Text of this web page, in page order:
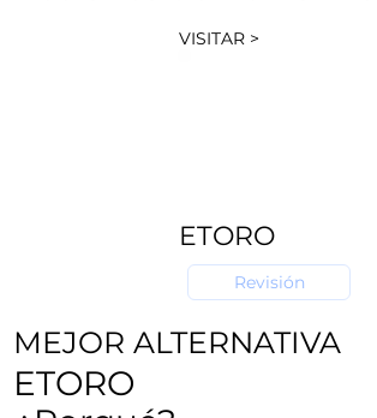
MEJOR ALTERNATIVA
ETORO
VISITAR >
ETORO
Revisión